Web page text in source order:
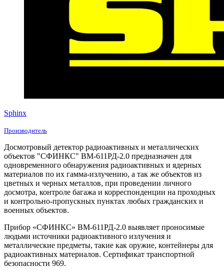
Sphinx
Производитель
Досмотровый детектор радиоактивных и металлических
объектов "СФИНКС" ВМ-611РД-2.0 предназначен для
одновременного обнаружения радиоактивных и ядерных
материалов по их гамма-излучению, а так же объектов из
цветных и черных металлов, при проведении личного
досмотра, контроле багажа и корреспонденции на проходных
и контрольно-пропускных пунктах любых гражданских и
военных объектов.
Прибор «СФИНКС» ВМ-611РД-2.0 выявляет проносимые
людьми источники радиоактивного излучения и
металлические предметы, такие как оружие, контейнеры для
радиоактивных материалов. Сертификат транспортной
безопасности 969.